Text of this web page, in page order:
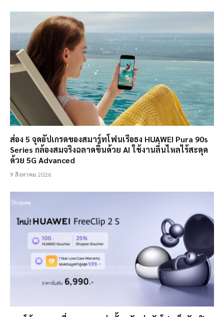
ส่อง 5 จุดอัปเกรดของสมาร์ทโฟนเรือธง HUAWEI Pura 90s
Series กล้องสมจริงฉลาดขึ้นด้วย AI ใช้งานลื่นไหลไร้สะดุด
ด้วย 5G Advanced
9 สิงหาคม 2026